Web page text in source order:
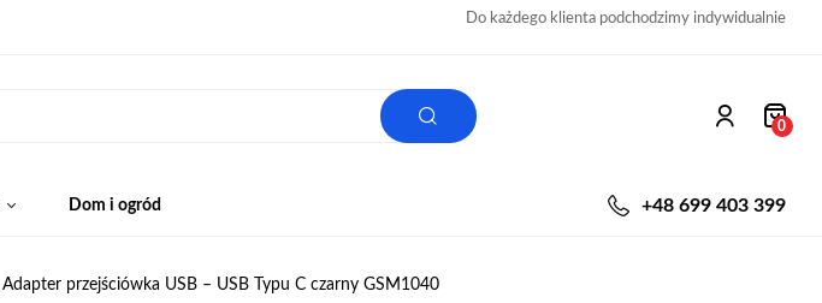
Do każdego klienta podchodzimy indywidualnie
0
Dom i ogród +48 699 403 399
Adapter przejściówka USB – USB Typu C czarny GSM1040